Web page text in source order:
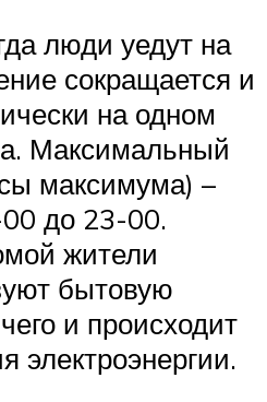
люди уедут на
сокращается и
на одном
Максимальный
максимума) –
до 23-00.
жители
бытовую
и происходит
электроэнергии.